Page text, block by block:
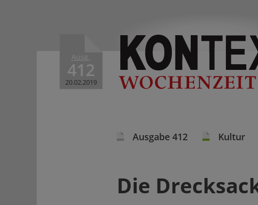
Ausg.
412
20.02.2019
Ausgabe 412 Kultur
Die